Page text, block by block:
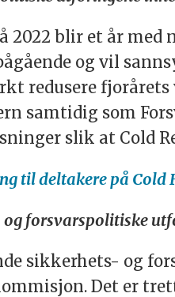
2022 blir et år
og vil
redusere
samtidig som
slik at Cold
til deltakere på Cold
og forsvarspolitiske
sikkerhets- og
Det er